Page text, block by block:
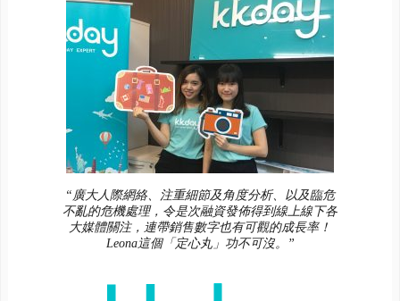
“廣大人際網絡、注重細節及角度分析、以及臨危
不亂的危機處理，令是次融資發佈得到線上線下各
大媒體關注，連帶銷售數字也有可觀的成長率！
Leona這個「定心丸」功不可沒。”